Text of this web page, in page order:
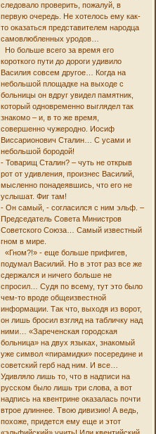
следовало проверить, пожалуй, в
первую очередь. Не хотелось ему как-
то оказаться представителем народца
самовлюбленных уродов…
Но больше всего за время его
короткого пути до дороги удивило
Василия совсем другое… Когда на
небольшой площадке на выходе с
больницы он вдруг увидел памятник,
который одновременно выглядел так
знакомо – и, в то же время,
совершенно чужеродно. Иосиф
Виссарионович Сталин… С усами и
небольшой бородой!
- Товарищ Сталин? – чуть не открыв
рот от удивления, произнес Василий,
мысленно понадеявшись, что его не
услышат. Фиг там!
- Он самый, - согласился с ним эльф. –
Председатель Совета Министров
Советского Союза… Самый известный
гном в мире.
«Гном?!» - еще больше прифигев,
подумал Василий. Но в этот раз все же
сдержался и ничего больше не
спросил… Судя по всему, тут это было
чем-то вроде общеизвестной
информации. Так что, выходя из ворот,
он лишь бросил взгляд на табличку над
ними… «Зареченская городская
больница» на двух языках, знакомый
уже символ «пирамидки» посередине и
советский герб над ним. И все…
Удивляло лишь то, что в надписи на
русском было лишь три слова, а вот
надпись на квентрине оказалась почти
втрое длиннее. Твою дивизию! А ведь,
похоже, придется ему еще и этот